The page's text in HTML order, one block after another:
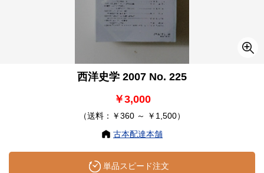
西洋史学 2007 No. 225
￥3,000
（送料：￥360 ～ ￥1,500）
古本配達本舗
単品スピード注文